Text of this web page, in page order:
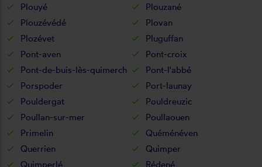
Plouyé
Plouzané
Plouzévédé
Plovan
Plozévet
Pluguffan
Pont-aven
Pont-croix
Pont-de-buis-lès-quimerch
Pont-l'abbé
Porspoder
Port-launay
Pouldergat
Pouldreuzic
Poullan-sur-mer
Poullaouen
Primelin
Quéménéven
Querrien
Quimper
Quimperlé
Rédené